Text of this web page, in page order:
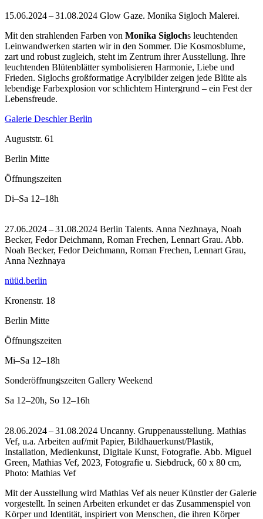
15.06.2024 – 31.08.2024 Glow Gaze. Monika Sigloch Malerei.
Mit den strahlenden Farben von Monika Siglochs leuchtenden
Leinwandwerken starten wir in den Sommer. Die Kosmosblume,
zart und robust zugleich, steht im Zentrum ihrer Ausstellung. Ihre
leuchtenden Blütenblätter symbolisieren Harmonie, Liebe und
Frieden. Siglochs großformatige Acrylbilder zeigen jede Blüte als
lebendige Farbexplosion vor schlichtem Hintergrund – ein Fest der
Lebensfreude.
Galerie Deschler Berlin
Auguststr. 61
Berlin Mitte
Öffnungszeiten
Di–Sa 12–18h
27.06.2024 – 31.08.2024 Berlin Talents. Anna Nezhnaya, Noah
Becker, Fedor Deichmann, Roman Frechen, Lennart Grau. Abb.
Noah Becker, Fedor Deichmann, Roman Frechen, Lennart Grau,
Anna Nezhnaya
nüüd.berlin
Kronenstr. 18
Berlin Mitte
Öffnungszeiten
Mi–Sa 12–18h
Sonderöffnungszeiten Gallery Weekend
Sa 12–20h, So 12–16h
28.06.2024 – 31.08.2024 Uncanny. Gruppenausstellung. Mathias
Vef, u.a. Arbeiten auf/mit Papier, Bildhauerkunst/Plastik,
Installation, Medienkunst, Digitale Kunst, Fotografie. Abb. Miguel
Green, Mathias Vef, 2023, Fotografie u. Siebdruck, 60 x 80 cm,
Photo: Mathias Vef
Mit der Ausstellung wird Mathias Vef als neuer Künstler der Galerie
vorgestellt. In seinen Arbeiten erkundet er das Zusammenspiel von
Körper und Identität, inspiriert von Menschen, die ihren Körper